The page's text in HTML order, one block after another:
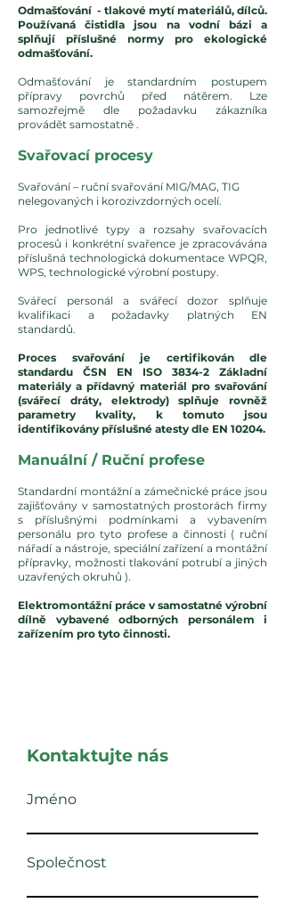
Odmašťování - tlakové mytí materiálů, dílců.
Používaná čistidla jsou na vodní bázi a
splňují příslušné normy pro ekologické
odmašťování.
Odmašťování je standardním postupem
přípravy povrchů před nátěrem. Lze
samozřejmě dle požadavku zákazníka
provádět samostatně .
Svařovací procesy
Svařování – ruční svařování MIG/MAG, TIG
nelegovaných i korozivzdorných ocelí.
Pro jednotlivé typy a rozsahy svařovacích
procesů i konkrétní svařence je zpracovávána
příslušná technologická dokumentace WPQR,
WPS, technologické výrobní postupy.
Svářecí personál a svářecí dozor splňuje
kvalifikaci a požadavky platných EN
standardů.
Proces svařování je certifikován dle
standardu ČSN EN ISO 3834-2 Základní
materiály a přídavný materiál pro svařování
(svářecí dráty, elektrody) splňuje rovněž
parametry kvality, k tomuto jsou
identifikovány příslušné atesty dle EN 10204.
Manuální / Ruční profese
Standardní montážní a zámečnické práce jsou
zajišťovány v samostatných prostorách firmy
s příslušnými podmínkami a vybavením
personálu pro tyto profese a činnosti ( ruční
nářadí a nástroje, speciální zařízení a montážní
přípravky, možnosti tlakování potrubí a jiných
uzavřených okruhů ).
Elektromontážní práce v samostatné výrobní
dílně vybavené odborných personálem i
zařízením pro tyto činnosti.
Kontaktujte nás
Jméno
Společnost